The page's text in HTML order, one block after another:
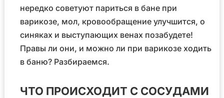
нередко советуют париться в бане при
варикозе, мол, кровообращение улучшится, о
синяках и выступающих венах позабудете!
Правы ли они, и можно ли при варикозе ходить
в баню? Разбираемся.
ЧТО ПРОИСХОДИТ С СОСУДАМИ